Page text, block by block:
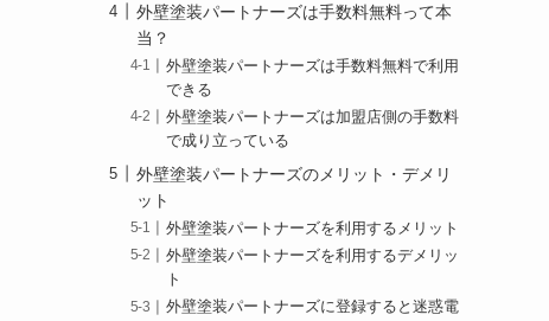
外壁塗装パートナーズは手数料無料って本
当？
外壁塗装パートナーズは手数料無料で利用
できる
外壁塗装パートナーズは加盟店側の手数料
で成り立っている
外壁塗装パートナーズのメリット・デメリ
ット
外壁塗装パートナーズを利用するメリット
外壁塗装パートナーズを利用するデメリッ
ト
外壁塗装パートナーズに登録すると迷惑電